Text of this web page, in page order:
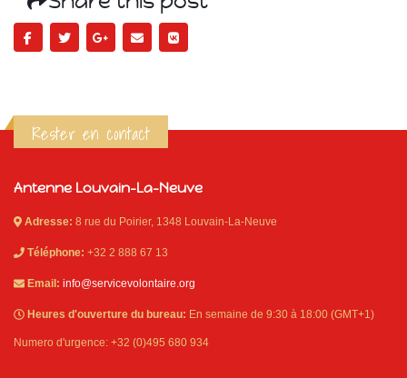
Rester en contact
Antenne Louvain-La-Neuve
Adresse: 8 rue du Poirier, 1348 Louvain-La-Neuve
Téléphone: +32 2 888 67 13
Email: info@servicevolontaire.org
Heures d'ouverture du bureau: En semaine de 9:30 à 18:00 (GMT+1)
Numero d'urgence: +32 (0)495 680 934